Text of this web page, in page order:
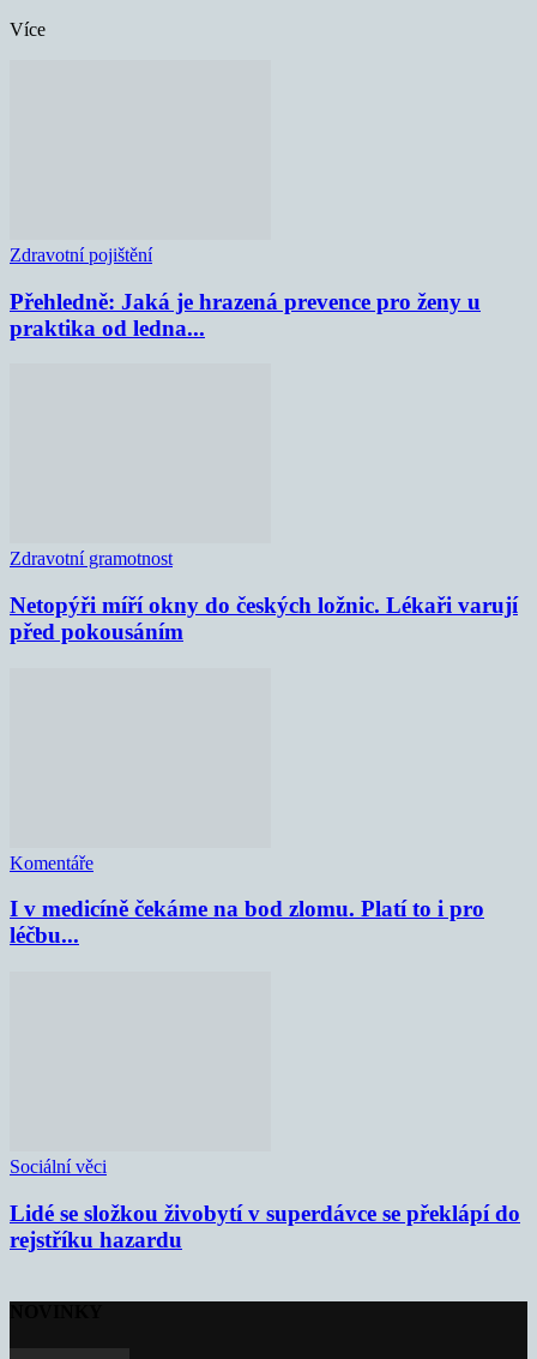
Více
Zdravotní pojištění
Přehledně: Jaká je hrazená prevence pro ženy u
praktika od ledna...
Zdravotní gramotnost
Netopýři míří okny do českých ložnic. Lékaři varují
před pokousáním
Komentáře
I v medicíně čekáme na bod zlomu. Platí to i pro
léčbu...
Sociální věci
Lidé se složkou živobytí v superdávce se překlápí do
rejstříku hazardu